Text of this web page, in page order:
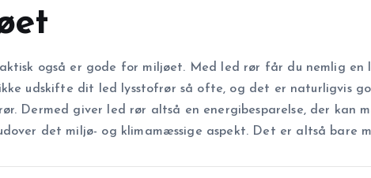
også er gode for miljøet. Med led rør får du nemlig en
udskifte dit led lysstofrør så ofte, og det er naturligvis
Dermed giver led rør altså en energibesparelse, der kan
det miljø- og klimamæssige aspekt. Det er altså bare